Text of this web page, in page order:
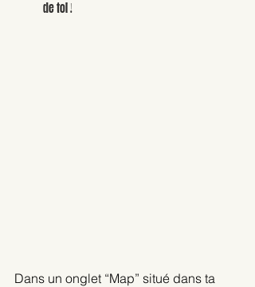
de toi !
Dans un onglet “Map” situé dans ta